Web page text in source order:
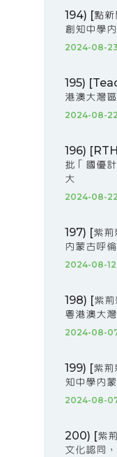
194) [點新
創知中學
2024-08-23
195)
港澳大灣
2024-08-22
196)
批「國優
大
2024-08-22
197) [紫荊
內蒙古呼
2024-08-12
198) [紫荊
粵港澳大
2024-08-
199) [紫荊
知中學內
2024-08-
200) [紫
文化認同